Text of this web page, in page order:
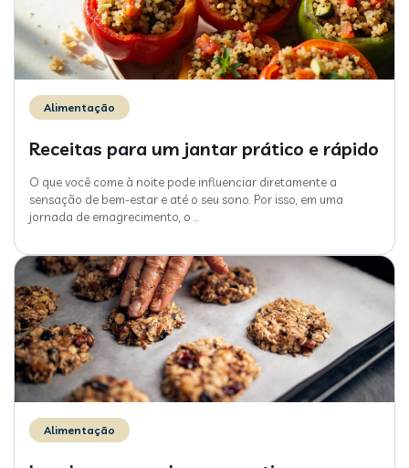
Alimentação
Receitas para um jantar prático e rápido
O que você come à noite pode influenciar diretamente a
sensação de bem-estar e até o seu sono. Por isso, em uma
jornada de emagrecimento, o
Alimentação